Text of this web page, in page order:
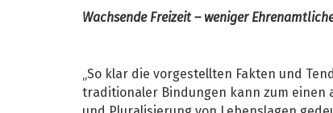
Wachsende Freizeit – weniger
„So klar die vorgestellten Fakten und
traditionaler Bindungen kann zum einen